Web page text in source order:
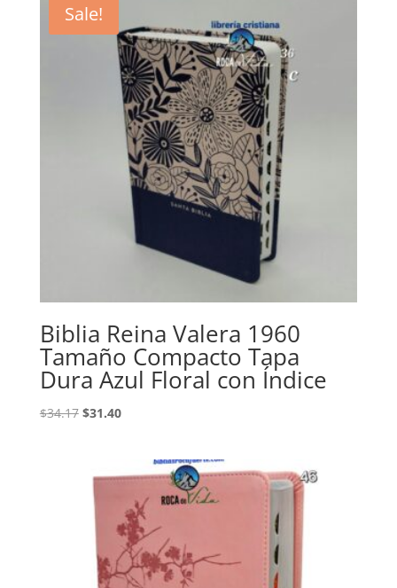
Sale!
Biblia Reina Valera 1960
Tamaño Compacto Tapa
Dura Azul Floral con Índice
$34.17 Original
$34.17.
$31.40Current
$31.40.